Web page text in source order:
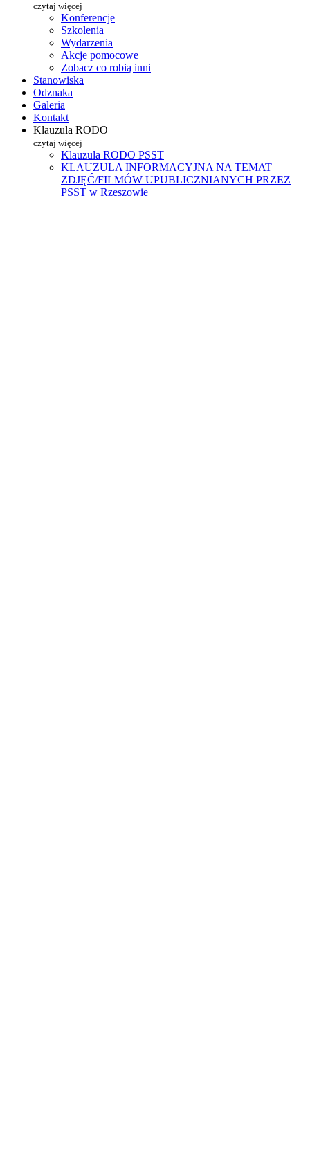
czytaj więcej
Konferencje
Szkolenia
Wydarzenia
Akcje pomocowe
Zobacz co robią inni
Stanowiska
Odznaka
Galeria
Kontakt
Klauzula RODO
czytaj więcej
Klauzula RODO PSST
KLAUZULA INFORMACYJNA NA TEMAT
ZDJĘĆ/FILMÓW UPUBLICZNIANYCH PRZEZ
PSST w Rzeszowie